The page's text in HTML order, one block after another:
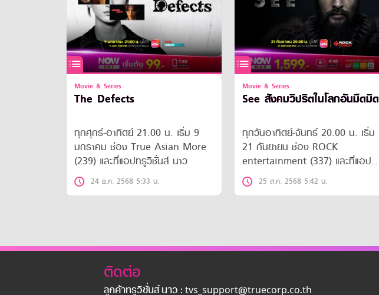
Movie & Series
The Defects
ทุกศุกร์-อาทิตย์ 21.00 น. เริ่ม 9
มกราคม ช่อง True Asian More
(239) และที่แอปทรูวิชั่นส์ นาว
24 ธ.ค. 2568 5:33 น.
Movie & Series
See สังคมวิปริตในโลกอันมืดมิด
ทุกวันอาทิตย์-จันทร์ 20.00 น. เริ่ม
21 กันยายน ช่อง ROCK
entertainment (337) และที่แอป
ทรูวิชั่นส์ นาว
25 ส.ค. 2568 5:42 น.
ติดต่อ
ลูกค้าทรูวิชั่นส์ นาว : tvs_support@truecorp.co.th